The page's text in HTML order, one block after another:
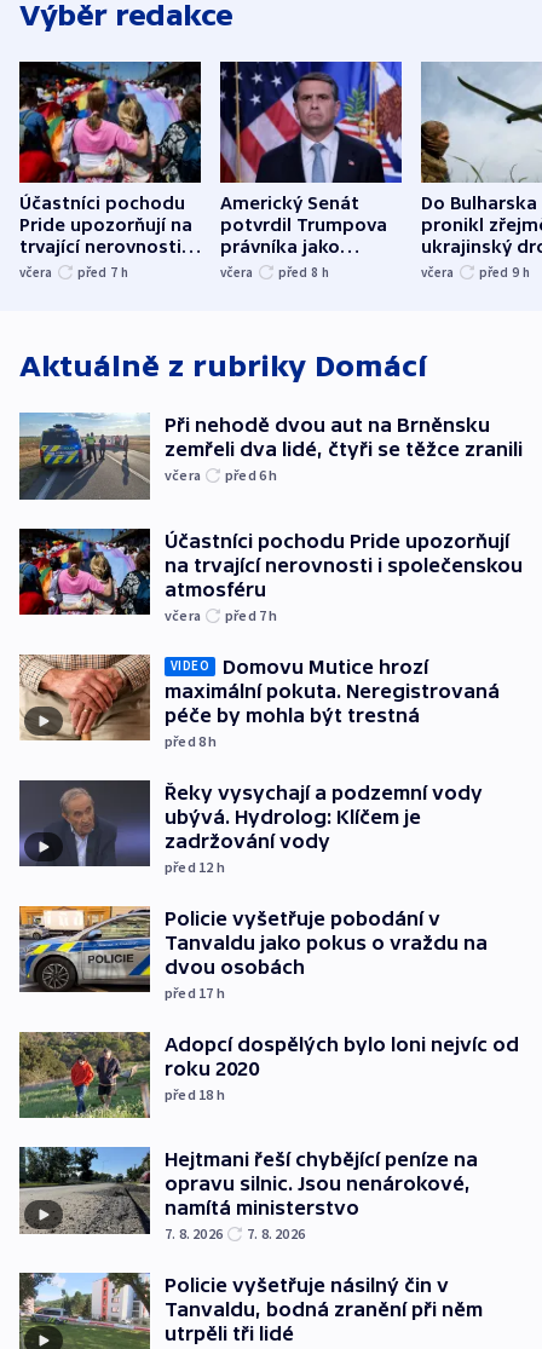
Výběr redakce
Účastníci pochodu
Pride upozorňují na
trvající nerovnosti i
společenskou
včera před 7 h
Americký Senát
potvrdil Trumpova
právníka jako
ministra
včera před 8 h
Do Bulharska
pronikl
ukrajinský
explodoval
včera před 9 h
Aktuálně z rubriky Domácí
Při nehodě dvou aut na Brněnsku
zemřeli dva lidé, čtyři se těžce zranili
včera před 6h
Účastníci pochodu Pride upozorňují
na trvající nerovnosti i společenskou
atmosféru
včera před 7h
VIDEO
Domovu Mutice hrozí
maximální pokuta. Neregistrovaná
péče by mohla být trestná
před 8h
Řeky vysychají a podzemní vody
ubývá. Hydrolog: Klíčem je
zadržování vody
před 12 h
Policie vyšetřuje pobodání v
Tanvaldu jako pokus o vraždu na
dvou osobách
před 17 h
Adopcí dospělých bylo loni nejvíc od
roku 2020
před 18 h
Hejtmani řeší chybějící peníze na
opravu silnic. Jsou nenárokové,
namítá ministerstvo
7. 8. 2026 7. 8. 2026
Policie vyšetřuje násilný čin v
Tanvaldu, bodná zranění při něm
utrpěli tři lidé